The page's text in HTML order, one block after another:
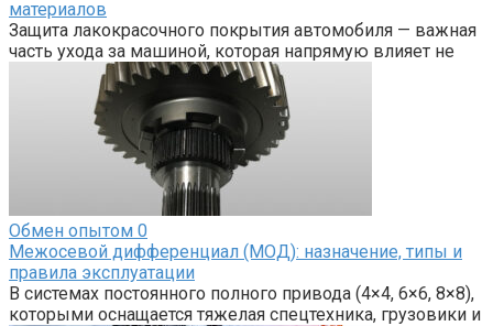
материалов
Защита лакокрасочного покрытия автомобиля — важная
часть ухода за машиной, которая напрямую влияет не
Обмен опытом 0
Межосевой дифференциал (МОД): назначение, типы и
правила эксплуатации
В системах постоянного полного привода (4×4, 6×6, 8×8),
которыми оснащается тяжелая спецтехника, грузовики и